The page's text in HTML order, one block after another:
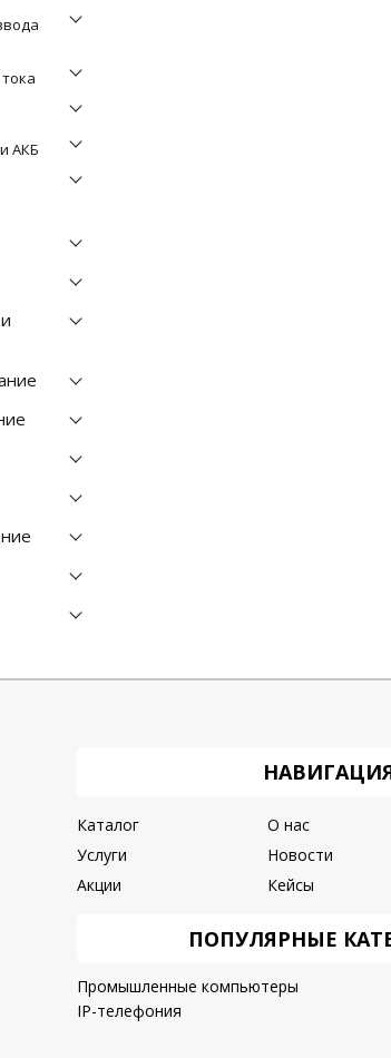
АКБ
Каталог
Услуги
Акции
О нас
Новости
Кейсы
ПОПУЛЯРНЫЕ
Промышленные компьютеры
IP-телефония